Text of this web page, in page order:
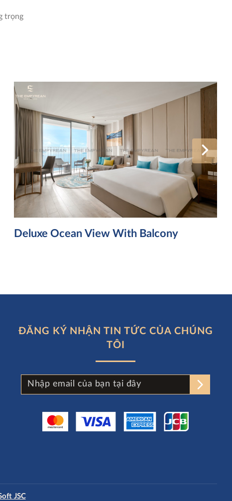
trọng
Deluxe Ocean View With Balcony
ĐĂNG KÝ NHẬN TIN TỨC CỦA CHÚNG
TÔI
JSC